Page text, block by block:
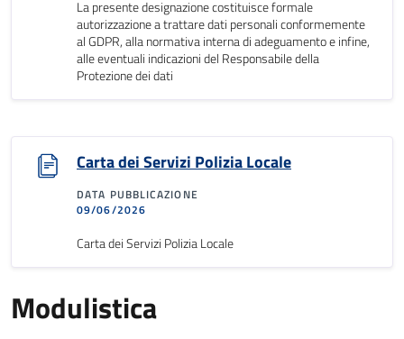
La presente designazione costituisce formale
autorizzazione a trattare dati personali conformemente
al GDPR, alla normativa interna di adeguamento e infine,
alle eventuali indicazioni del Responsabile della
Protezione dei dati
Carta dei Servizi Polizia Locale
DATA PUBBLICAZIONE
09/06/2026
Carta dei Servizi Polizia Locale
Modulistica